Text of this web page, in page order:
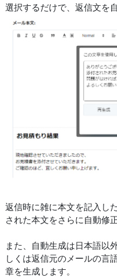
選択するだけで、返信文を
返信時に雑に本文を記入し
された本文をさらに自動修
また、自動生成は日本語以
しくは返信元のメールの言
章を生成します。